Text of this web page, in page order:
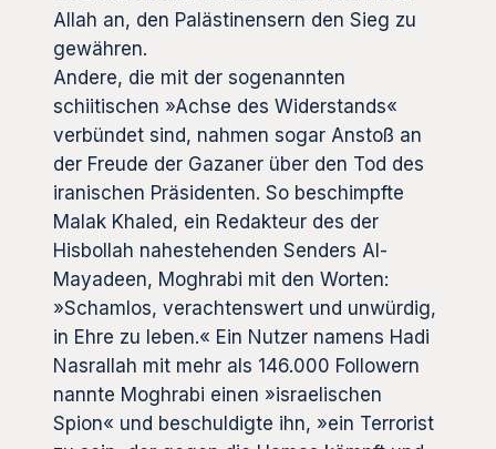
Allah an, den Palästinensern den Sieg zu
gewähren.
Andere, die mit der sogenannten
schiitischen »Achse des Widerstands«
verbündet sind, nahmen sogar Anstoß an
der Freude der Gazaner über den Tod des
iranischen Präsidenten. So beschimpfte
Malak Khaled, ein Redakteur des der
Hisbollah nahestehenden Senders Al-
Mayadeen, Moghrabi mit den Worten:
»Schamlos, verachtenswert und unwürdig,
in Ehre zu leben.« Ein Nutzer namens Hadi
Nasrallah mit mehr als 146.000 Followern
nannte Moghrabi einen »israelischen
Spion« und beschuldigte ihn, »ein Terrorist